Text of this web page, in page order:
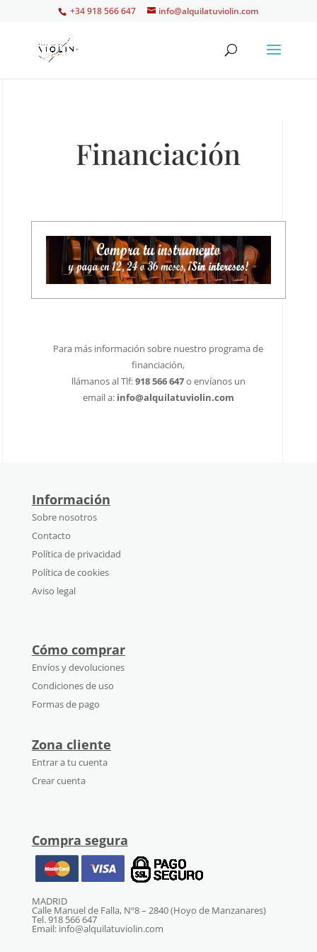
+34 918 566 647 info@alquilatuviolin.com
Financiación
Para más información sobre nuestro programa de
financiación,
llámanos alTlf:918 566 647o envíanos un
emaila: info@alquilatuviolin.com
Información
Sobre nosotros
Contacto
Política de privacidad
Política de cookies
Aviso legal
Cómo comprar
Envíos y devoluciones
Condiciones de uso
Formas de pago
Zona cliente
Entrar a tu cuenta
Crear cuenta
Compra segura
MADRID
Calle Manuel de Falla, Nº8 – 2840 (Hoyo de Manzanares)
Tel. 918 566 647
Email: info@alquilatuviolin.com